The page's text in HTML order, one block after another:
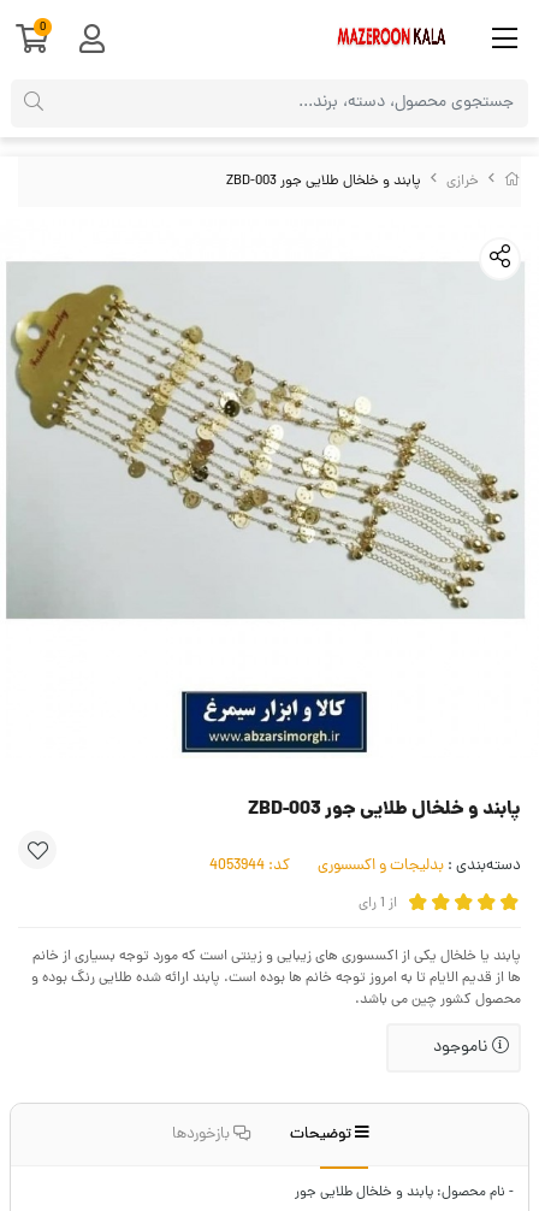
خرازی پابند و خلخال طلایی جور ZBD-003
پابند و خلخال طلایی جور ZBD-003
دسته‌بندی : بدلیجات و اکسسوری کد:
از 1رای
پابند یا خلخال یکی از اکسسوری های زیبایی و زینتی است که مورد توجه بسیاری از خانم
ها از قدیم الایام تا به امروز توجه خانم ها بوده است. پابند ارائه شده طلایی رنگ بوده و
محصول کشور چین می باشد.
ناموجود
توضیحات بازخوردها
- نام محصول: پابند و خلخال طلایی جور
0